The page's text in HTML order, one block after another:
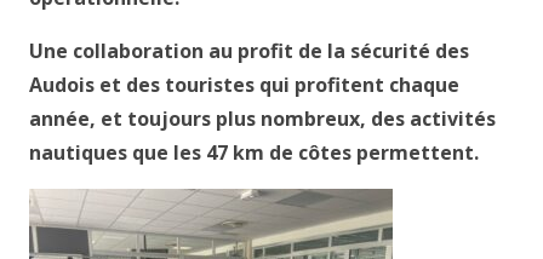
Une collaboration au profit de la sécurité des
Audois et des touristes qui profitent chaque
année, et toujours plus nombreux, des activités
nautiques que les 47 km de côtes permettent.